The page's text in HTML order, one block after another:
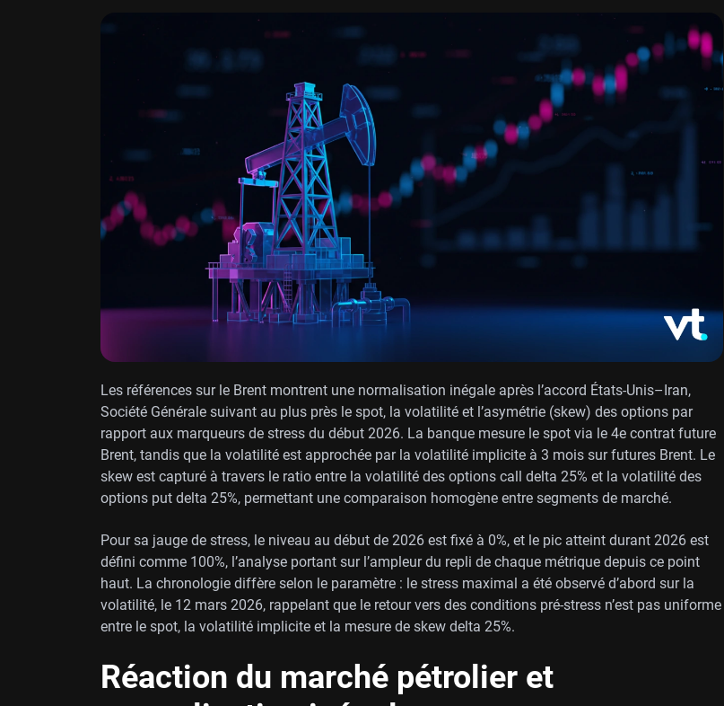
Les références sur le Brent montrent une normalisation inégale après l’accord États-Unis–Iran,
Société Générale suivant au plus près le spot, la volatilité et l’asymétrie (skew) des options par
rapport aux marqueurs de stress du début 2026. La banque mesure le spot via le 4e contrat future
Brent, tandis que la volatilité est approchée par la volatilité implicite à 3 mois sur futures Brent. Le
skew est capturé à travers le ratio entre la volatilité des options call delta 25% et la volatilité des
options put delta 25%, permettant une comparaison homogène entre segments de marché.
Pour sa jauge de stress, le niveau au début de 2026 est fixé à 0%, et le pic atteint durant 2026 est
défini comme 100%, l’analyse portant sur l’ampleur du repli de chaque métrique depuis ce point
haut. La chronologie diffère selon le paramètre : le stress maximal a été observé d’abord sur la
volatilité, le 12 mars 2026, rappelant que le retour vers des conditions pré-stress n’est pas uniforme
entre le spot, la volatilité implicite et la mesure de skew delta 25%.
Réaction du marché pétrolier et